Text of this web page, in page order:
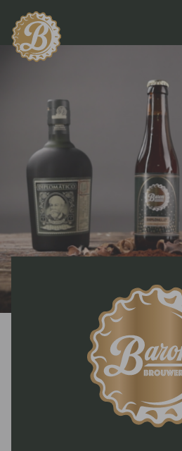
Eerst een leeftijdscontrole.
Ben je 18 jaar of ouder?